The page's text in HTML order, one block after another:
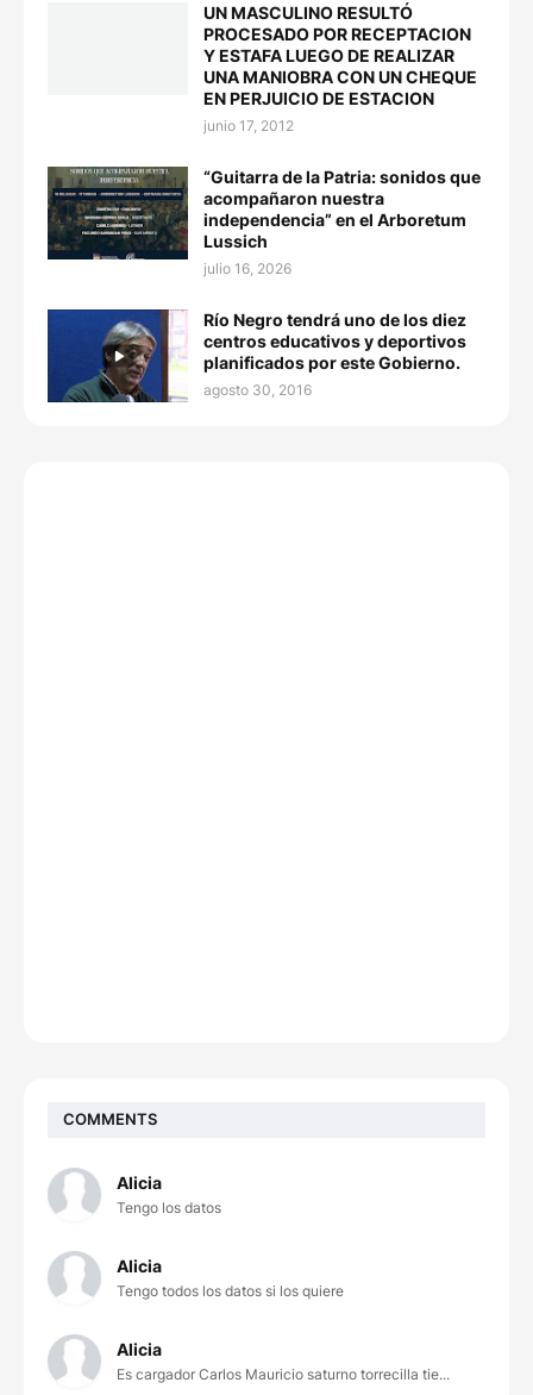
UN MASCULINO RESULTÓ
PROCESADO POR RECEPTACION
Y ESTAFA LUEGO DE REALIZAR
UNA MANIOBRA CON UN CHEQUE
EN PERJUICIO DE ESTACION
junio 17, 2012
“Guitarra de la Patria: sonidos que
acompañaron nuestra
independencia” en el Arboretum
Lussich
julio 16, 2026
Río Negro tendrá uno de los diez
centros educativos y deportivos
planificados por este Gobierno.
agosto 30, 2016
COMMENTS
Alicia
Tengo los datos
Alicia
Tengo todos los datos si los quiere
Alicia
Es cargador Carlos Mauricio saturno torrecilla tie...